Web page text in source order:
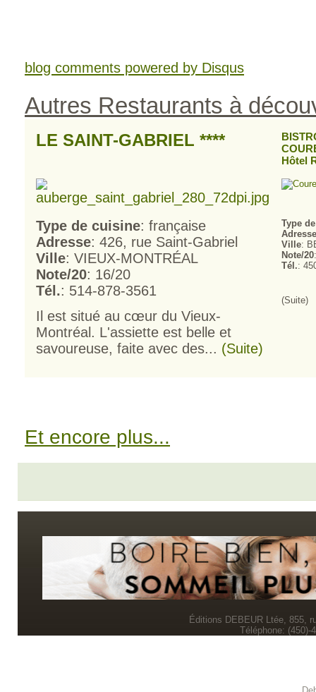
blog comments powered by Disqus
Autres Restaurants à
LE SAINT-GABRIEL ****
Hôtel
Type de cuisine: française
Adresse: 426, rue Saint-Gabriel
Ville: VIEUX-MONTRÉAL
Note/20: 16/20
Tél.: 514-878-3561
Il est situé au cœur du Vieux-
Montréal. L'assiette est belle et
savoureuse, faite avec des... (Suite)
Type
Adresse
Ville:
Note/20
Tél.:
(Suite)
Et encore plus...
Éditions DEBEUR Ltée, 855,
Téléphone: (450)-